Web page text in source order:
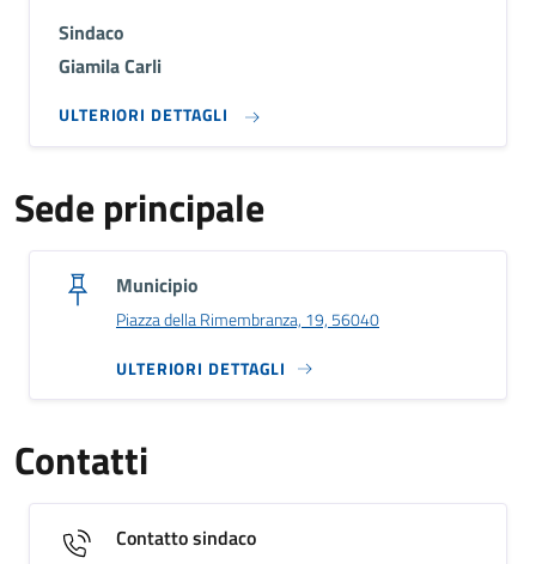
Sindaco
Giamila Carli
ULTERIORI DETTAGLI
Sede principale
Municipio
Piazza della Rimembranza, 19, 56040
ULTERIORI DETTAGLI
Contatti
Contatto sindaco